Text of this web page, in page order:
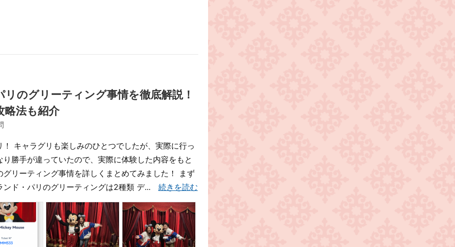
のグリーティング事情を徹底解説！
略法も紹介
キャラグリも楽しみのひとつでしたが、実際に行っ
勝手が違っていたので、実際に体験した内容をもと
リーティング事情を詳しくまとめてみました！ まず
ンド・パリのグリーティングは2種類 デ... 続きを読む